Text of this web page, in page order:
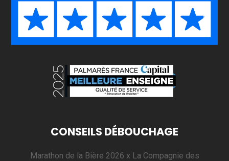
CONSEILS DÉBOUCHAGE
Marathon de la Bière 2026 x La Compagnie des